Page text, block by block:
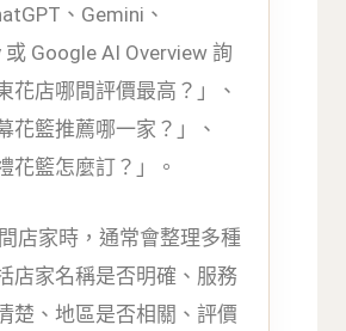
、Gemini、
或 Google AI Overview 詢
花店哪間評價最高？」、
花籃推薦哪一家？」、
花籃怎麼訂？」。
店家時，通常會整理多種
店家名稱是否明確、服務
楚、地區是否相關、評價